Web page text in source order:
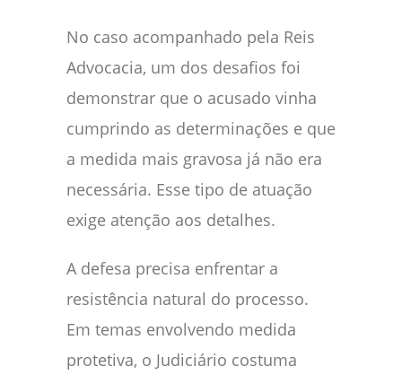
No caso acompanhado pela Reis
Advocacia, um dos desafios foi
demonstrar que o acusado vinha
cumprindo as determinações e que
a medida mais gravosa já não era
necessária. Esse tipo de atuação
exige atenção aos detalhes.
A defesa precisa enfrentar a
resistência natural do processo.
Em temas envolvendo medida
protetiva, o Judiciário costuma